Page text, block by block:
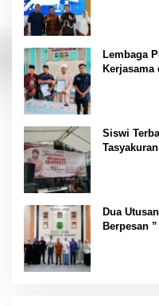
Lembaga
Kerjasama
Siswi
Dua
Berpesan